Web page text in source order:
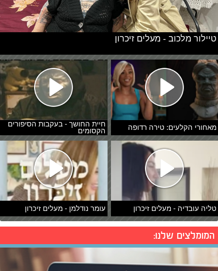
מאחורי הקלעים: טירה רדופה
חיית החושך - בעקבות הסיפורים
הקסומים
טליה עובדיה - מעלים זיכרון עומר נודלמן - מעלים זיכרון
טיילור מלכוב - מעלים זיכרון
המומלצים שלנו: